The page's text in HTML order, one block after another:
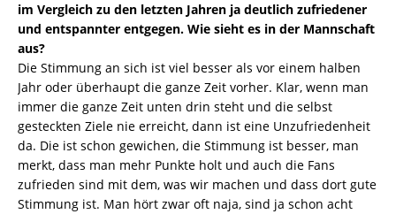
im Vergleich zu den letzten Jahren ja deutlich zufriedener
und entspannter entgegen. Wie sieht es in der Mannschaft
aus?
Die Stimmung an sich ist viel besser als vor einem halben
Jahr oder überhaupt die ganze Zeit vorher. Klar, wenn man
immer die ganze Zeit unten drin steht und die selbst
gesteckten Ziele nie erreicht, dann ist eine Unzufriedenheit
da. Die ist schon gewichen, die Stimmung ist besser, man
merkt, dass man mehr Punkte holt und auch die Fans
zufrieden sind mit dem, was wir machen und dass dort gute
Stimmung ist. Man hört zwar oft naja, sind ja schon acht